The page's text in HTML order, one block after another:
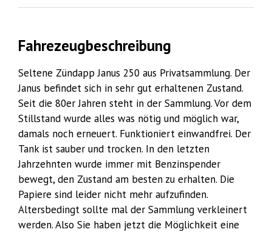
Fahrezeugbeschreibung
Seltene Zündapp Janus 250 aus Privatsammlung. Der
Janus befindet sich in sehr gut erhaltenen Zustand.
Seit die 80er Jahren steht in der Sammlung. Vor dem
Stillstand wurde alles was nötig und möglich war,
damals noch erneuert. Funktioniert einwandfrei. Der
Tank ist sauber und trocken. In den letzten
Jahrzehnten wurde immer mit Benzinspender
bewegt, den Zustand am besten zu erhalten. Die
Papiere sind leider nicht mehr aufzufinden.
Altersbedingt sollte mal der Sammlung verkleinert
werden. Also Sie haben jetzt die Möglichkeit eine